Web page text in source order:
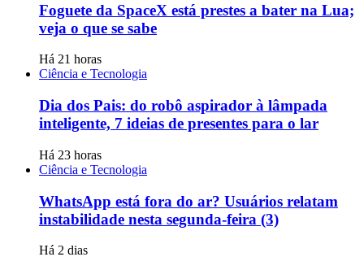
Foguete da SpaceX está prestes a bater na Lua;
veja o que se sabe
Há 21 horas
Ciência e Tecnologia
Dia dos Pais: do robô aspirador à lâmpada
inteligente, 7 ideias de presentes para o lar
Há 23 horas
Ciência e Tecnologia
WhatsApp está fora do ar? Usuários relatam
instabilidade nesta segunda-feira (3)
Há 2 dias